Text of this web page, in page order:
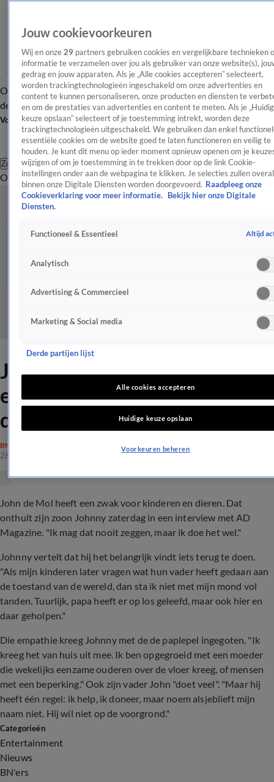
OverzichtAfleveringen Entertainment TV Algemeen
Tip
de redactieNieuwsbrief
Volg Shownieuws
Zoeken
OverzichtEntertainmentSpraakmakendRealityCrimeVideo's
Johnny: John de Mol heeft
een zwak voor kinderen en
dieren
BN'ERS
26 okt 2019, 12:51
John de Mol heeft een zwak voor kinderen en dieren. Dat
onthult zijn zoon Johnny zaterdag in een interview met AD
Magazine. "Ik mag dat nooit zeggen, maar ik doe het wel."
Johnny vertelt dat hij het belangrijk vindt iets terug te doen.
"Als mijn kinderen later vragen wat hun vader heeft gedaan aan
de toestand van de wereld, dan sta ik niet met mijn mond vol
tanden. Tuurlijk, papa heeft er op los geleefd, maar ook hier en
daar geholpen."
Die empathie kreeg Johnny met de de paplepel ingegoten. "Ik
kreeg het van huis uit mee. Ik ben opgegroeid met een moeder
die wekelijks eenzame ouderen over de vloer kreeg, of mensen
met een beperking." Ook zijn vader John "doet veel". "Maar hij
heeft één regel: ik help, ik doneer, maar noem alsjeblieft mijn
naam niet. Hij wil niet op de voorgrond."
Categorieën
Entertainment
Nieuws
BN'ers
Jouw cookievoorkeuren
Wij en onze 29 partners gebruiken cookies en vergelijkbare technieken
informatie te verzamelen over jou als gebruiker van onze website(s),
gedrag en jouw apparaten. Als je „Alle cookies accepteren” selecteert,
worden trackingtechnologieën ingeschakeld om onze advertenties en
content te kunnen personaliseren, onze producten en diensten te
en om de prestaties van advertenties en content te meten. Als je
keuze opslaan” selecteert of je toestemming intrekt, worden deze
trackingtechnologieën uitgeschakeld. We gebruiken dan enkel
essentiële cookies om de website goed te laten functioneren en veilig te
houden. Je kunt dit menu op ieder moment opnieuw openen om je
wijzigen of om je toestemming in te trekken door op de link Cookie-
instellingen onder aan de webpagina te klikken. Je selecties zullen overal
binnen onze Digitale Diensten worden doorgevoerd. Raadpleeg onze
Cookieverklaring voor meer informatie.
Bekijk hier onze Digitale
Diensten.
Functioneel & Essentieel Altijd
Analytisch
Advertising & Commercieel
Marketing & Social media
Derde partijen lijst
Alle cookies accepteren
Huidige keuze opslaan
Voorkeuren beheren